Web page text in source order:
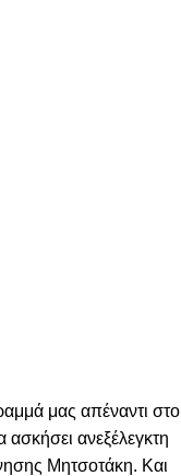
μας απέναντι στο
ασκήσει ανεξέλεγκτη
Μητσοτάκη. Και